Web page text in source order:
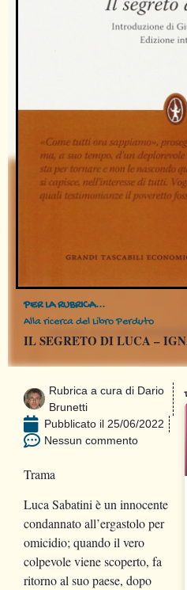
PER LA RUBRICA...
Alla ricerca del Libro Perduto
IL SEGRETO DI LUCA –
Rubrica a cura di Dario
Brunetti
Pubblicato il 25/06/2022
Nessun commento
Trama
Luca Sabatini è un innocente
condannato all’ergastolo per
omicidio; quando il vero
colpevole viene scoperto, fa
ritorno al suo paese, dopo